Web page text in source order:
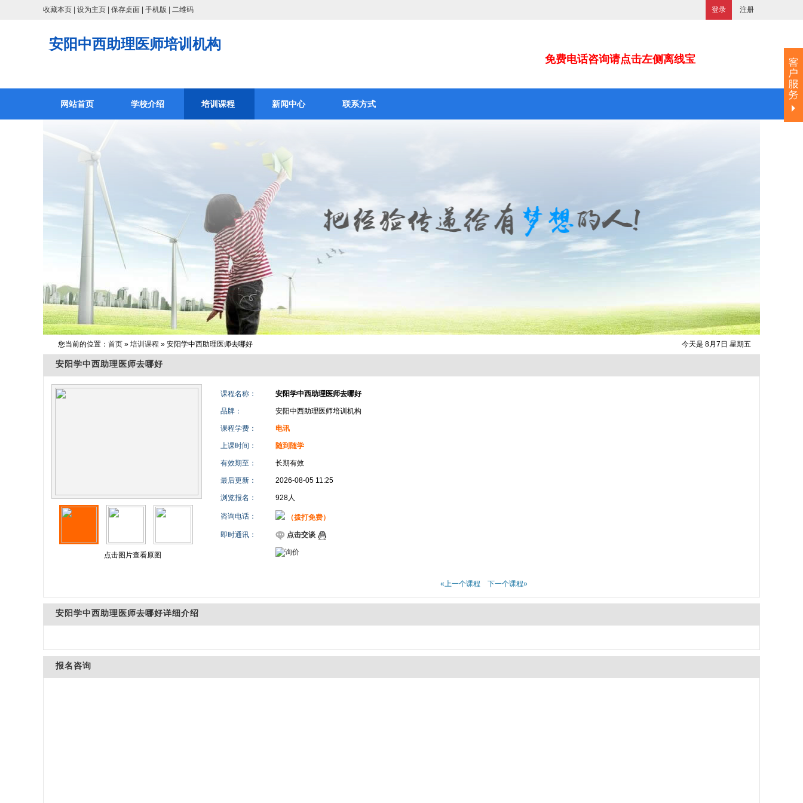
收藏本页 设为主页 保存桌面 手机版 二维码 登录 注册
免费电话咨询请点击左侧离线宝
安阳中西助理医师培训机构
网站首页 学校介绍 培训课程 新闻中心 联系方式
今天是 8月7日 星期五
您当前的位置： 首页 » 培训课程 » 安阳学中西助理医师去哪好
安阳学中西助理医师去哪好
点击图片查看原图
课程名称： 安阳学中西助理医师去哪好
品牌： 安阳中西助理医师培训机构
课程学费： 电讯
上课时间： 随到随学
有效期至： 长期有效
最后更新： 2026-08-05 11:25
浏览报名： 928人
咨询电话： （拨打免费）
即时通讯： 点击交谈
«上一个课程 下一个课程»
安阳学中西助理医师去哪好详细介绍
报名咨询